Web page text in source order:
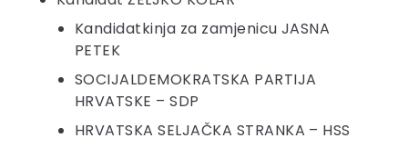
Kandidatkinja za zamjenicu JASNA
PETEK
SOCIJALDEMOKRATSKA PARTIJA
HRVATSKE – SDP
HRVATSKA SELJAČKA STRANKA – HSS